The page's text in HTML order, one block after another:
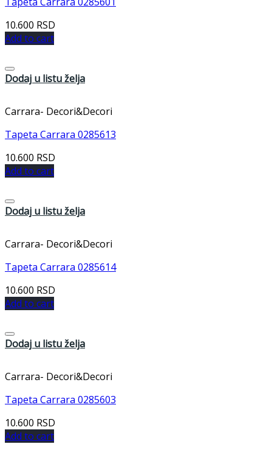
10.600 RSD
Add to cart
Dodaj u listu želja
Carrara- Decori&Decori
Tapeta Carrara 0285613
10.600 RSD
Add to cart
Dodaj u listu želja
Carrara- Decori&Decori
Tapeta Carrara 0285614
10.600 RSD
Add to cart
Dodaj u listu želja
Carrara- Decori&Decori
Tapeta Carrara 0285603
10.600 RSD
Add to cart